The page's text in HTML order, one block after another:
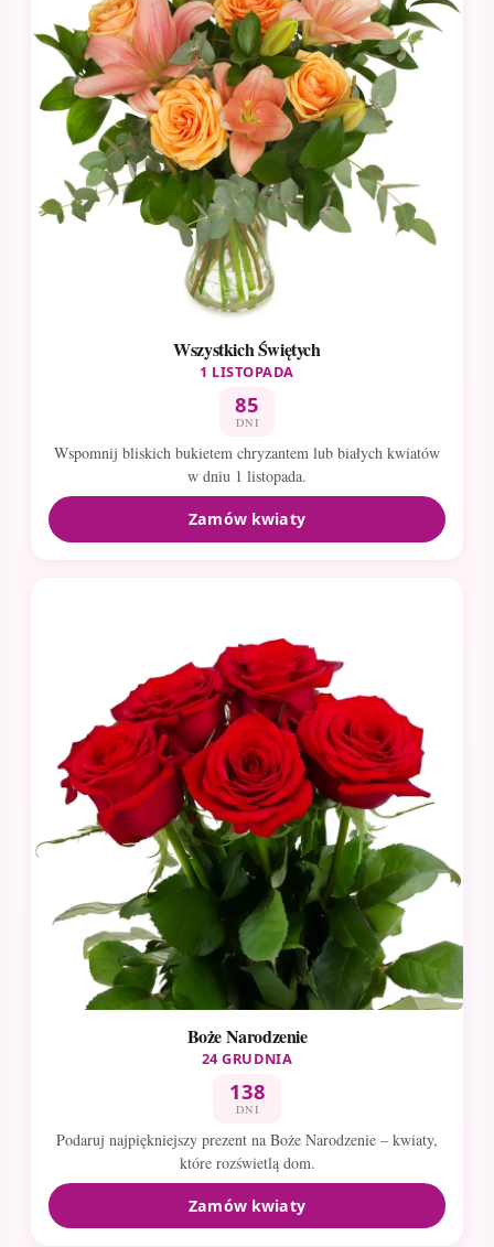
Wszystkich Świętych
1 LISTOPADA
85
DNI
Wspomnij bliskich bukietem chryzantem lub białych kwiatów
w dniu 1 listopada.
Zamów kwiaty
Boże Narodzenie
24 GRUDNIA
138
DNI
Podaruj najpiękniejszy prezent na Boże Narodzenie – kwiaty,
które rozświetlą dom.
Zamów kwiaty